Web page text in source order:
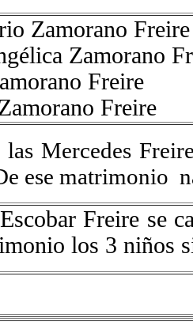
Zamorano Freire
Zamorano
Freire
Freire
las Mercedes
ese matrimonio
Freire se
los 3 niños